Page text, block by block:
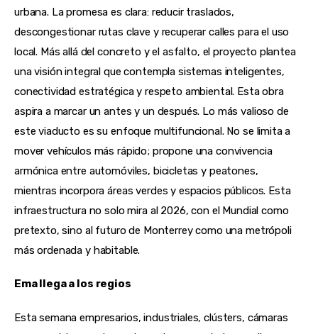
urbana. La promesa es clara: reducir traslados,
descongestionar rutas clave y recuperar calles para el uso
local. Más allá del concreto y el asfalto, el proyecto plantea
una visión integral que contempla sistemas inteligentes,
conectividad estratégica y respeto ambiental. Esta obra
aspira a marcar un antes y un después. Lo más valioso de
este viaducto es su enfoque multifuncional. No se limita a
mover vehículos más rápido; propone una convivencia
armónica entre automóviles, bicicletas y peatones,
mientras incorpora áreas verdes y espacios públicos. Esta
infraestructura no solo mira al 2026, con el Mundial como
pretexto, sino al futuro de Monterrey como una metrópoli
más ordenada y habitable.
Ema llega a los regios
Esta semana empresarios, industriales, clústers, cámaras